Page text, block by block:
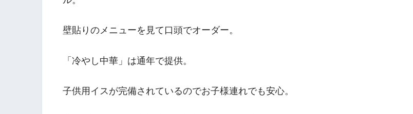
壁貼りのメニューを見て口頭でオーダー。
「冷やし中華」は通年で提供。
子供用イスが完備されているのでお子様連れでも安心。